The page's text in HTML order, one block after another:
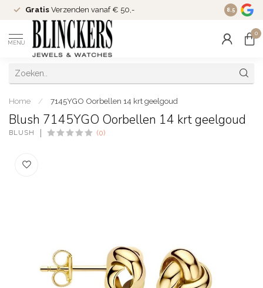
Gratis Verzenden vanaf € 50,- Since
8.5
MENU
0
Home / 7145YGO Oorbellen 14 krt geelgoud
Blush 7145YGO Oorbellen 14 krt geelgoud
BLUSH (0)